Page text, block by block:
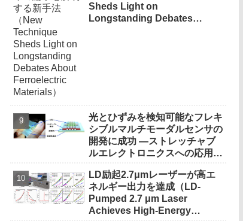
Sheds Light on
Longstanding Debates
光とひずみを検知可能なフレキ
シブルマルチモーダルセンサの
開発に成功 ―ストレッチャブ
ルエレクトロニクスへの応用に
LD励起2.7μmレーザーが高エ
ネルギー出力を達成（LD-
Pumped 2.7 μm Laser
Achieves High-Energy